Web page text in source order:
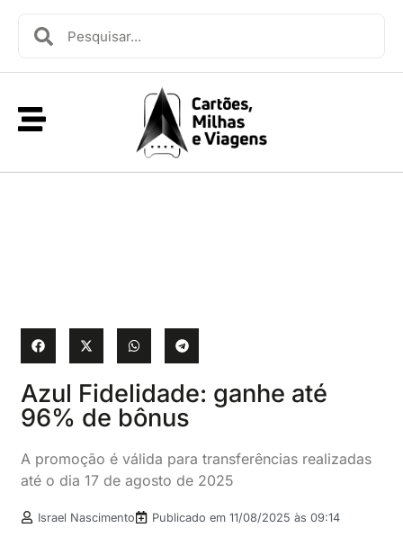
Azul Fidelidade: ganhe até
96% de bônus
A promoção é válida para transferências realizadas
até o dia 17 de agosto de 2025
Israel Nascimento Publicado em11/08/2025 às 09:14